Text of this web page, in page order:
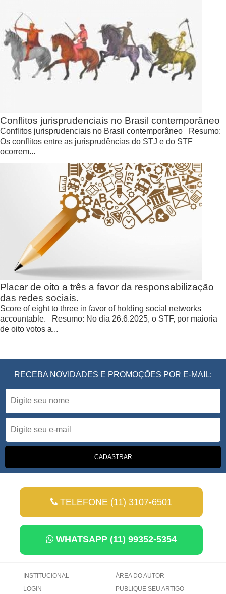
Conflitos jurisprudenciais no Brasil contemporâneo
Conflitos jurisprudenciais no Brasil contemporâneo Resumo:
Os conflitos entre as jurisprudências do STJ e do STF
ocorrem...
Placar de oito a três a favor da responsabilização
das redes sociais.
Score of eight to three in favor of holding social networks
accountable. Resumo: No dia 26.6.2025, o STF, por maioria
de oito votos a...
RECEBA NOVIDADES E PROMOÇÕES POR E-MAIL:
TELEFONE (11) 3107-6501
WHATSAPP (11) 99352-5354
INSTITUCIONAL
LOGIN
ÁREA DO AUTOR
PUBLIQUE SEU ARTIGO